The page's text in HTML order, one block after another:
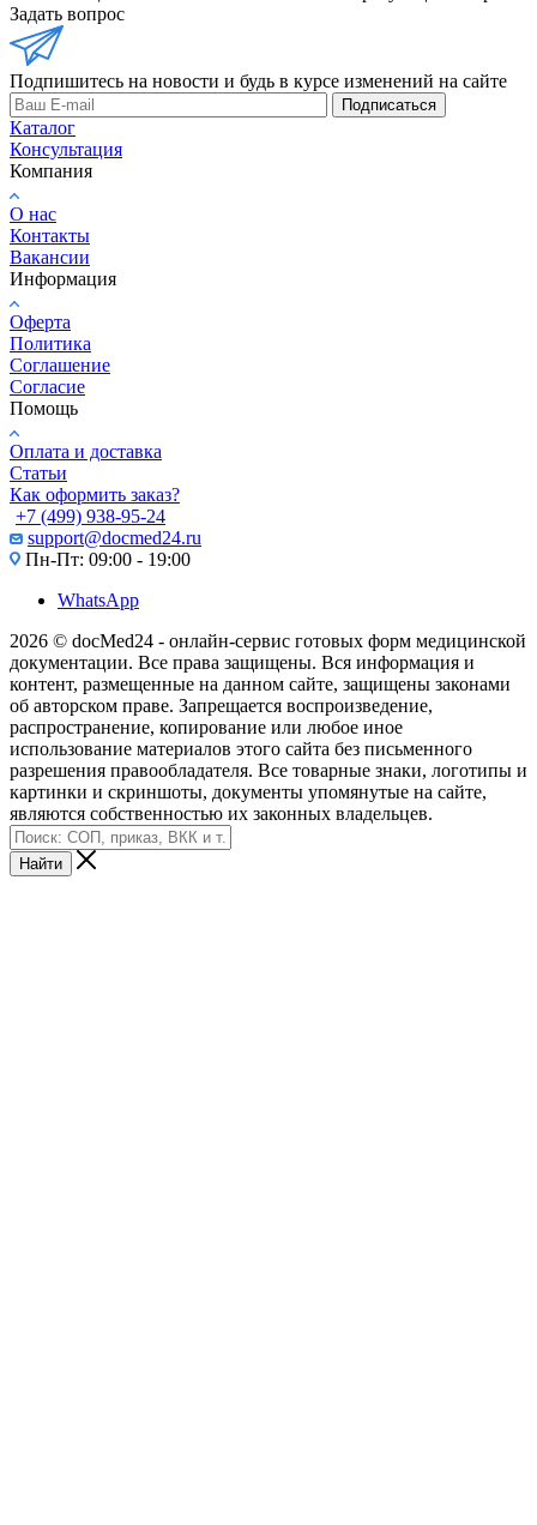
Задать вопрос
Подпишитесь на новости и будь в курсе изменений на сайте
Подписаться
Каталог
Консультация
Компания
О нас
Контакты
Вакансии
Информация
Оферта
Политика
Соглашение
Согласие
Помощь
Оплата и доставка
Статьи
Как оформить заказ?
+7 (499) 938-95-24
support@docmed24.ru
Пн-Пт: 09:00 - 19:00
WhatsApp
2026 © docMed24 - онлайн-сервис готовых форм медицинской
документации. Все права защищены. Вся информация и
контент, размещенные на данном сайте, защищены законами
об авторском праве. Запрещается воспроизведение,
распространение, копирование или любое иное
использование материалов этого сайта без письменного
разрешения правообладателя. Все товарные знаки, логотипы и
картинки и скриншоты, документы упомянутые на сайте,
являются собственностью их законных владельцев.
Найти